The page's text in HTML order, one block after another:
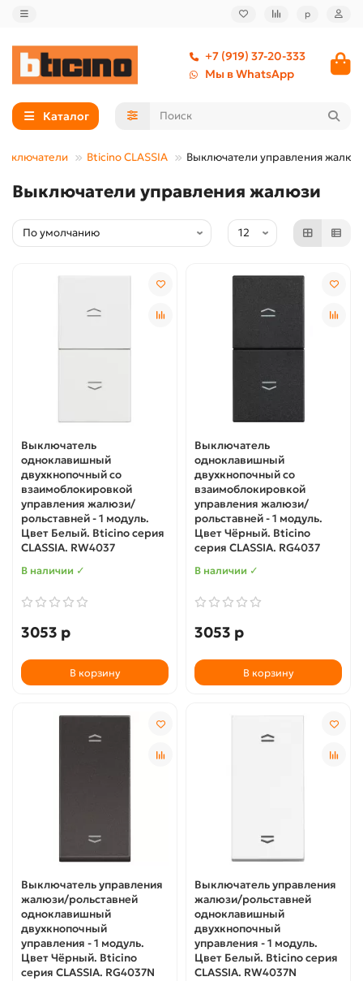
р
+7 (919) 37-20-333
Мы в WhatsApp
Каталог
Bticino CLASSIA Выключатели управления
Выключатели управления жалюзи
Выключатель
одноклавишный
двухкнопочный со
взаимоблокировкой
управления жалюзи/
рольставней - 1 модуль.
Цвет Белый. Bticino серия
CLASSIA. RW4037
В наличии ✓
3053 р
В корзину
Выключатель
одноклавишный
двухкнопочный со
взаимоблокировкой
управления жалюзи/
рольставней - 1 модуль.
Цвет Чёрный. Bticino
серия CLASSIA. RG4037
В наличии ✓
3053 р
В корзину
Выключатель управления
жалюзи/рольставней
одноклавишный
двухкнопочный
управления - 1 модуль.
Цвет Чёрный. Bticino
серия CLASSIA. RG4037N
Выключатель управления
жалюзи/рольставней
одноклавишный
двухкнопочный
управления - 1 модуль.
Цвет Белый. Bticino серия
CLASSIA. RW4037N